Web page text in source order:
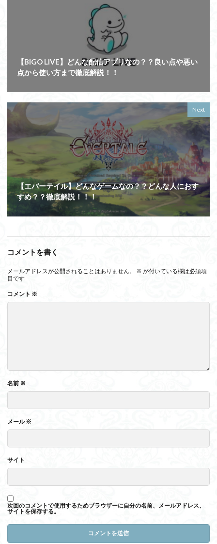
【BIGO LIVE】どんな配信アプリなの？？良い点や悪い
点から使い方まで徹底解説！！
Next
【エバーテイル】どんなゲームなの？？どんな人におす
すめ？？徹底解説！！！
コメントを書く
メールアドレスが公開されることはありません。 ※ が付いている欄は必須項
目です
コメント ※
名前 ※
メール※
サイト
次回のコメントで使用するためブラウザーに自分の名前、メールアドレス、
サイトを保存する。